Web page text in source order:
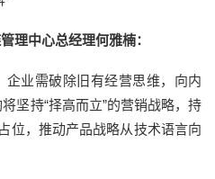
理中心总经理何雅楠：
业需破除旧有经营思维，向内
坚持“择高而立”的营销战略，持
位，推动产品战略从技术语言向